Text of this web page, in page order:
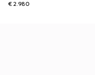
€ 2.980